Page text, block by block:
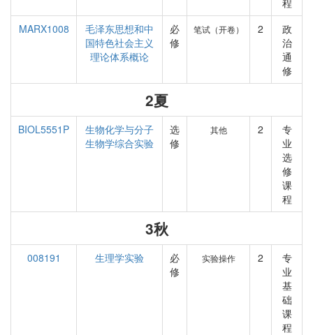
程
MARX1008
毛泽东思想和中
国特色社会主义
理论体系概论
必
修
笔试（开卷） 2
政
治
通
修
2夏
BIOL5551P
生物化学与分子
生物学综合实验
选
修
其他 2
专
业
选
修
课
程
3秋
008191 生理学实验
必
修
实验操作 2
专
业
基
础
课
程